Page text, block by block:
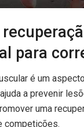
para
é um
a prevenir
uma
competições.